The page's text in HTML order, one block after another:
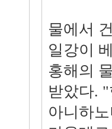
물에서
일강이
홍해의
받았다.
아니하